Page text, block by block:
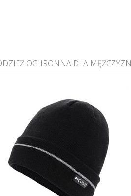
OCHRONNA DLA MĘŻCZYZN